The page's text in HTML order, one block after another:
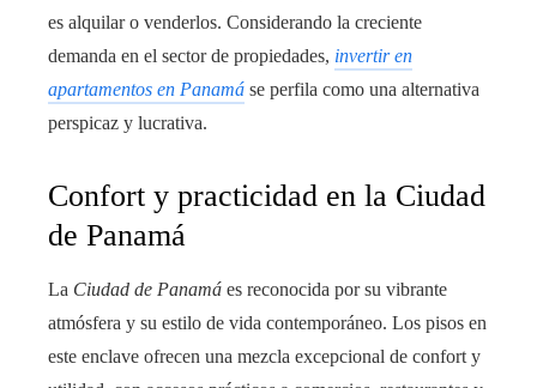
es alquilar o venderlos. Considerando la creciente
demanda en el sector de propiedades, invertir en
apartamentos en Panamá se perfila como una alternativa
perspicaz y lucrativa.
Confort y practicidad en la Ciudad
de Panamá
La Ciudad de Panamá es reconocida por su vibrante
atmósfera y su estilo de vida contemporáneo. Los pisos en
este enclave ofrecen una mezcla excepcional de confort y